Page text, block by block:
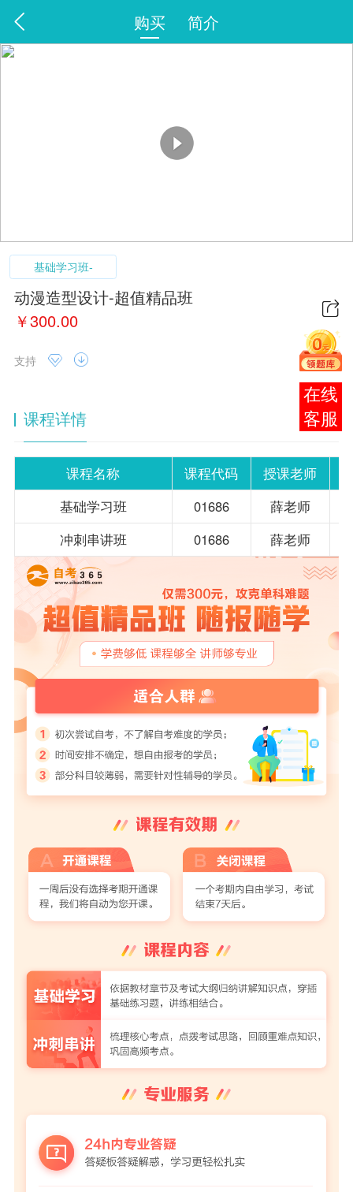
购买 简介
基础学习班-
动漫造型设计-超值精品班
￥300.00
支持
课程详情
课程名称 课程代码
授课老师
基础学习班
01686
薛老师
冲刺串讲班
01686 薛老师
报考
咨询